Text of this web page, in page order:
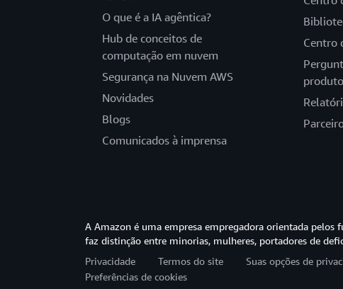
O que é a IA agêntica?
Hub de conceitos de
computação em nuvem
Segurança na Nuvem AWS
Novidades
Blogs
Comunicados à imprensa
Centro
A Amazon é uma empresa empregadora orientada pelos
faz distinção entre minorias, mulheres, portadores de
Privacidade
Termos do site
Suas opções de
Preferências de cookies